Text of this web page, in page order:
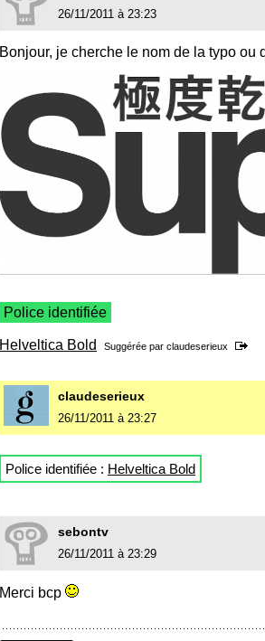
26/11/2011 à 23:23
Bonjour, je cherche le nom de la typo
Police identifiée
Helveltica Bold Suggérée par claudeserieux
claudeserieux
26/11/2011 à 23:27
Police identifiée : Helveltica Bold
sebontv
26/11/2011 à 23:29
Merci bcp